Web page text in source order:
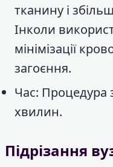
тканину і
Інколи
мінімізації
загоєння.
Час: Процедура
хвилин.
Підрізання